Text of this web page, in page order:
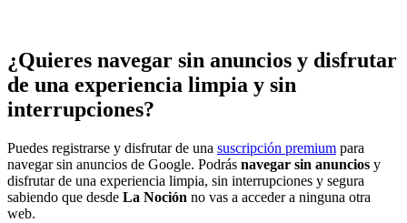
¿Quieres navegar sin anuncios y disfrutar
de una experiencia limpia y sin
interrupciones?
Puedes registrarse y disfrutar de una suscripción premium para
navegar sin anuncios de Google. Podrás navegar sin anuncios y
disfrutar de una experiencia limpia, sin interrupciones y segura
sabiendo que desde La Noción no vas a acceder a ninguna otra
web.